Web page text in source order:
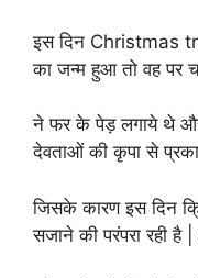
इस दिन Christmas
का जन्म हुआ तो वह पर
ने फर के पेड़ लगाये थे
देवताओं की कृपा से
जिसके कारण इस दिन
सजाने की परंपरा रही